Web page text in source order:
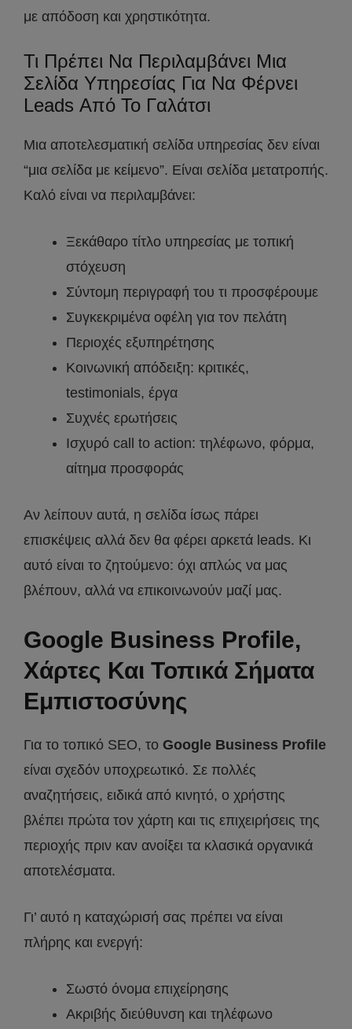
με απόδοση και χρηστικότητα.
Τι Πρέπει Να Περιλαμβάνει Μια
Σελίδα Υπηρεσίας Για Να Φέρνει
Leads Από Το Γαλάτσι
Μια αποτελεσματική σελίδα υπηρεσίας δεν είναι
“μια σελίδα με κείμενο”. Είναι σελίδα μετατροπής.
Καλό είναι να περιλαμβάνει:
Ξεκάθαρο τίτλο υπηρεσίας με τοπική
στόχευση
Σύντομη περιγραφή του τι προσφέρουμε
Συγκεκριμένα οφέλη για τον πελάτη
Περιοχές εξυπηρέτησης
Κοινωνική απόδειξη: κριτικές,
testimonials, έργα
Συχνές ερωτήσεις
Ισχυρό call to action: τηλέφωνο, φόρμα,
αίτημα προσφοράς
Αν λείπουν αυτά, η σελίδα ίσως πάρει
επισκέψεις αλλά δεν θα φέρει αρκετά leads. Κι
αυτό είναι το ζητούμενο: όχι απλώς να μας
βλέπουν, αλλά να επικοινωνούν μαζί μας.
Google Business Profile,
Χάρτες Και Τοπικά Σήματα
Εμπιστοσύνης
Για το τοπικό SEO, το Google Business Profile
είναι σχεδόν υποχρεωτικό. Σε πολλές
αναζητήσεις, ειδικά από κινητό, ο χρήστης
βλέπει πρώτα τον χάρτη και τις επιχειρήσεις της
περιοχής πριν καν ανοίξει τα κλασικά οργανικά
αποτελέσματα.
Γι’ αυτό η καταχώρισή σας πρέπει να είναι
πλήρης και ενεργή:
Σωστό όνομα επιχείρησης
Ακριβής διεύθυνση και τηλέφωνο